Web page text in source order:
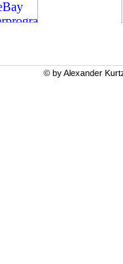
© by Alexander